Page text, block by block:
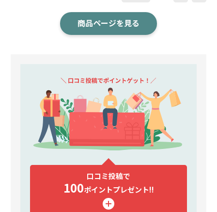
商品ページを見る
口コミ投稿で
100ポイントプレゼント!!